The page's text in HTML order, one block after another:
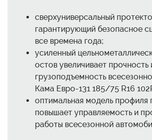
сверхуниверсальный
гарантирующий безопасное
все времена года;
усиленный
остов увеличивает прочность
грузоподъемность
Кама Евро-131 185/75 R16
оптимальная модель профиля
повышает управляемость и
работы всесезонной